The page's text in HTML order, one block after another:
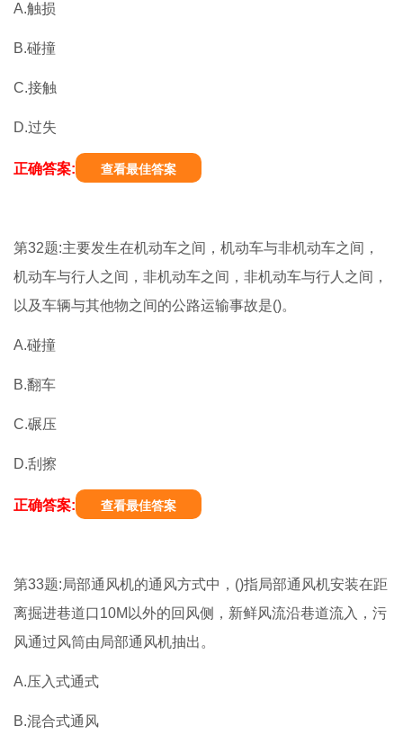
A.触损
B.碰撞
C.接触
D.过失
正确答案: 查看最佳答案
第32题:主要发生在机动车之间，机动车与非机动车之间，
机动车与行人之间，非机动车之间，非机动车与行人之间，
以及车辆与其他物之间的公路运输事故是()。
A.碰撞
B.翻车
C.碾压
D.刮擦
正确答案: 查看最佳答案
第33题:局部通风机的通风方式中，()指局部通风机安装在距
离掘进巷道口10M以外的回风侧，新鲜风流沿巷道流入，污
风通过风筒由局部通风机抽出。
A.压入式通式
B.混合式通风